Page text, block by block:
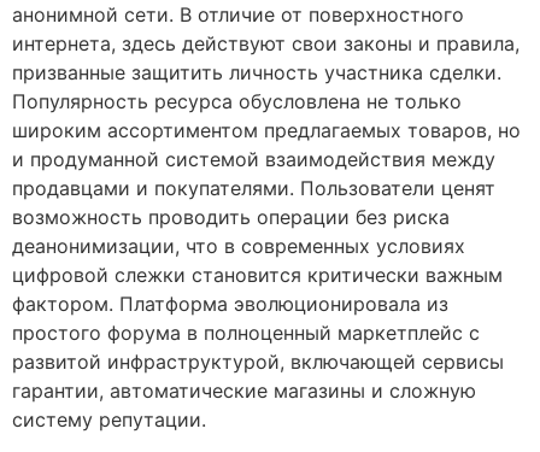
анонимной сети. В отличие от поверхностного
интернета, здесь действуют свои законы и правила,
призванные защитить личность участника сделки.
Популярность ресурса обусловлена не только
широким ассортиментом предлагаемых товаров, но
и продуманной системой взаимодействия между
продавцами и покупателями. Пользователи ценят
возможность проводить операции без риска
деанонимизации, что в современных условиях
цифровой слежки становится критически важным
фактором. Платформа эволюционировала из
простого форума в полноценный маркетплейс с
развитой инфраструктурой, включающей сервисы
гарантии, автоматические магазины и сложную
систему репутации.